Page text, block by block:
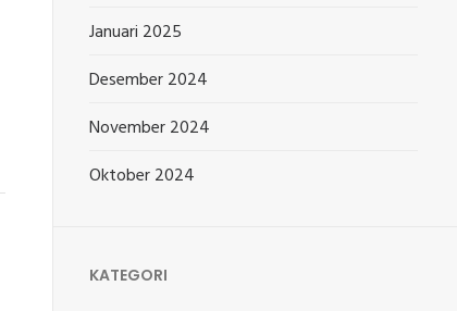
Januari 2025
Desember 2024
November 2024
Oktober 2024
KATEGORI